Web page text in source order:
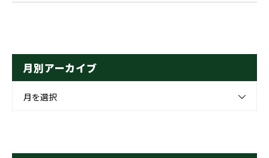
月別アーカイブ
月を選択